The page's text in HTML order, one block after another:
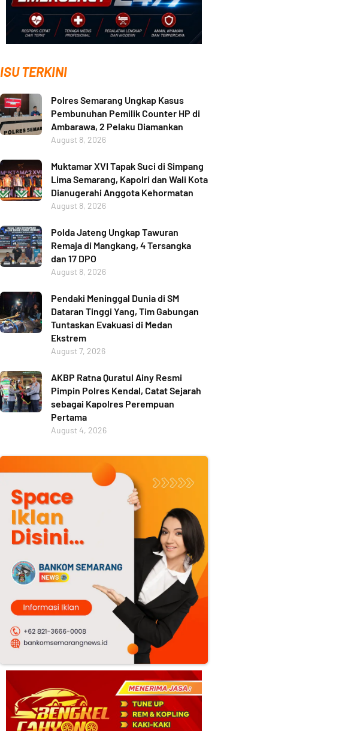
ISU TERKINI
Polres Semarang Ungkap Kasus
Pembunuhan Pemilik Counter HP di
Ambarawa, 2 Pelaku Diamankan
August 8, 2026
Muktamar XVI Tapak Suci di Simpang
Lima Semarang, Kapolri dan Wali Kota
Dianugerahi Anggota Kehormatan
August 8, 2026
Polda Jateng Ungkap Tawuran
Remaja di Mangkang, 4 Tersangka
dan 17 DPO
August 8, 2026
Pendaki Meninggal Dunia di SM
Dataran Tinggi Yang, Tim Gabungan
Tuntaskan Evakuasi di Medan
Ekstrem
August 7, 2026
AKBP Ratna Quratul Ainy Resmi
Pimpin Polres Kendal, Catat Sejarah
sebagai Kapolres Perempuan
Pertama
August 4, 2026